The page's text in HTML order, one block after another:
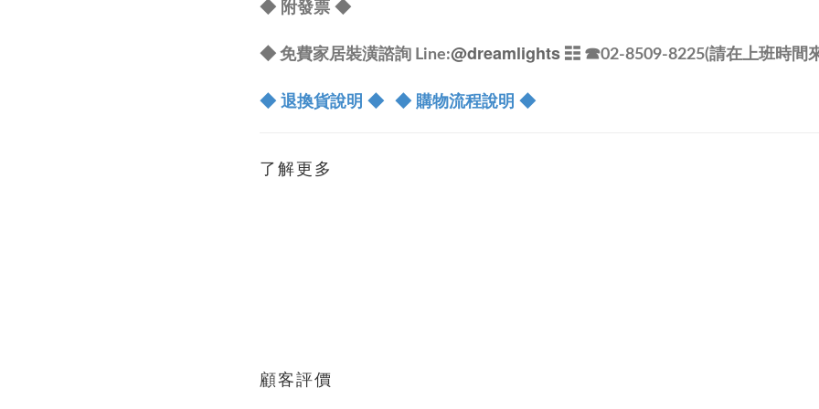
◆ 附發票◆
◆ 免費家居裝潢諮詢 Line:@dreamlights ☷ ☎02-8509-8225(請在上班時間
◆ 退換貨說明 ◆ ◆ 購物流程說明 ◆
了解更多
顧客評價